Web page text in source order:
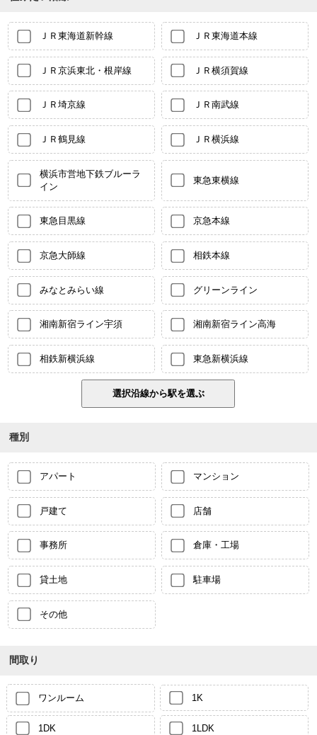
ＪＲ東海道新幹線 ＪＲ東海道本線
ＪＲ京浜東北・根岸線 ＪＲ横須賀線
ＪＲ埼京線 ＪＲ南武線
ＪＲ鶴見線 ＪＲ横浜線
横浜市営地下鉄ブルーラ
イン
東急東横線
東急目黒線 京急本線
京急大師線 相鉄本線
みなとみらい線 グリーンライン
湘南新宿ライン宇須 湘南新宿ライン高海
相鉄新横浜線 東急新横浜線
種別
アパート マンション
戸建て 店舗
事務所 倉庫・工場
貸土地 駐車場
その他
間取り
ワンルーム 1K
1DK 1LDK